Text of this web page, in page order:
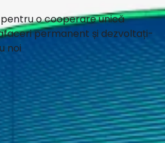
o cooperare unică
permanent și dezvoltați-
noi